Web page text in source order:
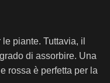
piante. Tuttavia, il
di assorbire. Una
rossa è perfetta per la